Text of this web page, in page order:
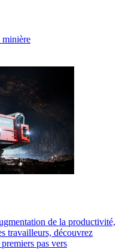
de la productivité,
travailleurs, découvrez
pas vers